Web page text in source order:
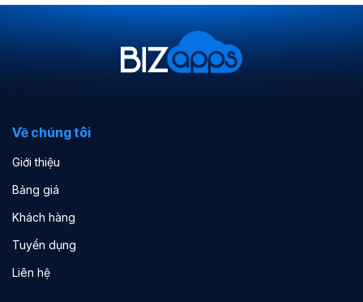
Về chúng tôi
Giới thiệu
Bảng giá
Khách hàng
Tuyển dụng
Liên hệ